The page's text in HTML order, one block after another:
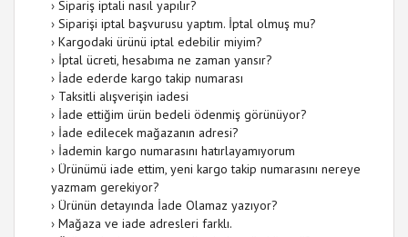
› Sipariş iptali nasıl yapılır?
› Siparişi iptal başvurusu yaptım. İptal olmuş mu?
› Kargodaki ürünü iptal edebilir miyim?
› İptal ücreti, hesabıma ne zaman yansır?
› İade ederde kargo takip numarası
› Taksitli alışverişin iadesi
› İade ettiğim ürün bedeli ödenmiş görünüyor?
› İade edilecek mağazanın adresi?
› İademin kargo numarasını hatırlayamıyorum
› Ürünümü iade ettim, yeni kargo takip numarasını nereye
yazmam gerekiyor?
› Ürünün detayında İade Olamaz yazıyor?
› Mağaza ve iade adresleri farklı.